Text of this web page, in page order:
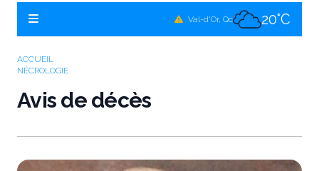
Val-d'Or, Qc 20°C
ACCUEIL
NÉCROLOGIE
Avis de décès